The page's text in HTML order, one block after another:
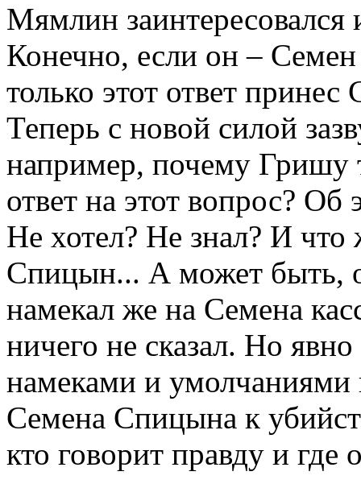
Мямлин
Конечно, если он –
только этот ответ
Теперь с новой силой
например, почему Гришу
ответ на этот вопрос? Об
Не хотел? Не знал? И
Спицын... А может быть,
намекал же на Семена
ничего не сказал. Но
намеками и
Семена Спицына к
кто говорит правду и где